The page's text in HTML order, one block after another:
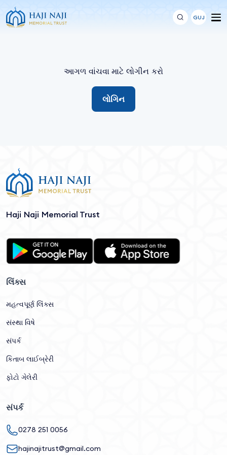
GUJ
આગળ વાંચવા માટે લોગીન કરો
લોગિન
Haji Naji Memorial Trust
લિંક્સ
મહત્વપૂર્ણ લિંક્સ
સંસ્થા વિષે
સંપર્ક
કિતાબ લાઈબ્રેરી
ફોટો ગેલેરી
સંપર્ક
0278 251 0056
hajinajitrust@gmail.com